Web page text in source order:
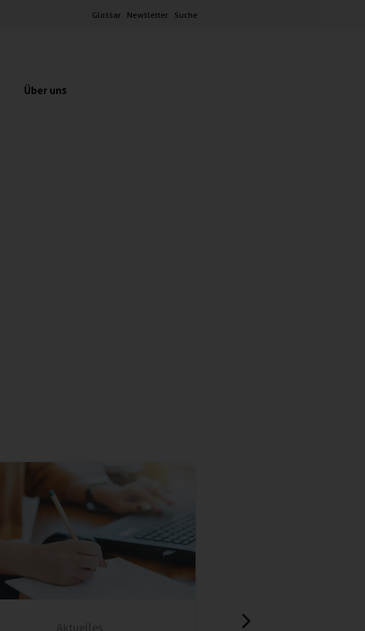
Glossar Newsletter Suche
Über uns